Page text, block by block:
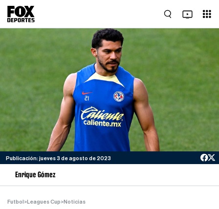
Publicación: jueves 3 de agosto de 2023
Enrique Gómez
Futbol >Leagues Cup>Noticias